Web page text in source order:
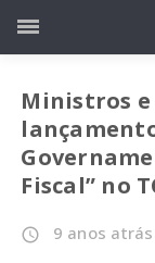
Ministros
Fiscal” no
access_time 9 anos atrás